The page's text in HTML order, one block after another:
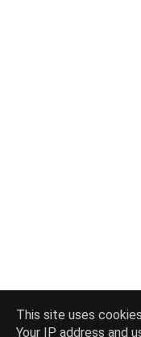
This site uses
Your IP address and